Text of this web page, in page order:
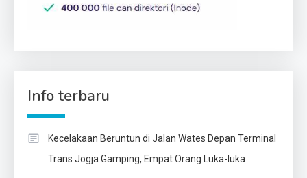
Info terbaru
Kecelakaan Beruntun di Jalan Wates Depan Terminal
Trans Jogja Gamping, Empat Orang Luka-luka